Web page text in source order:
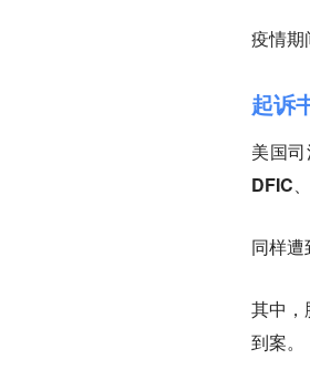
疫情期
起诉
美国
DFIC
同样遭
其中
到案。